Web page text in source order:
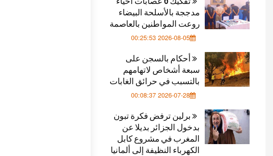
مدججة بالأسلحة البيضاء
روعت المواطنين بالعاصمة
2026-08-05 00:25:53
أحكام بالسجن على
سبعة أشخاص لاتهامهم
بالتسبب في حرائق الغابات
2026-07-28 00:08:37
برلين ترفض فكرة تبون
بدخول الجزائر بديلا عن
المغرب في مشروع كابل
الكهرباء النظيفة إلى ألمانيا